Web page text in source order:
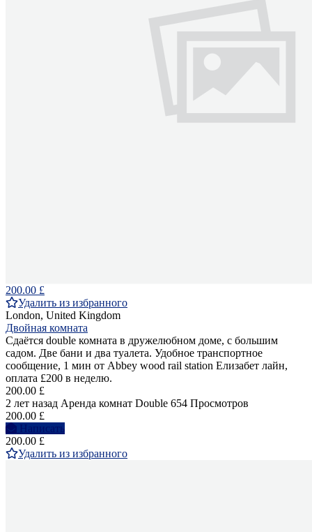
200.00 £
Удалить из избранного
London, United Kingdom
Двойная комната
Сдаётся double комната в дружелюбном доме, с большим
садом. Две бани и два туалета. Удобное транспортное
сообщение, 1 мин от Abbey wood rail station Елизабет лайн,
оплата £200 в неделю.
200.00 £
2 лет назад Аренда комнат Double 654 Просмотров
200.00 £
Написать
200.00 £
Удалить из избранного